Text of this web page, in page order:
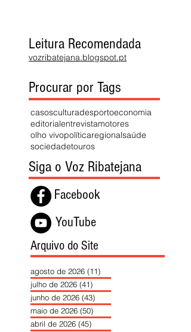
Leitura Recomendada
vozribatejana.blogspot.pt
Procurar por Tags
casosculturadesportoeconomia
editorialentrevistamotores
olho vivopolíticaregionalsaúde
sociedadetouros
Siga o Voz Ribatejana
Facebook
YouTube
Arquivo do Site
agosto de 2026 (11)
julho de 2026 (41)
junho de 2026 (43)
maio de 2026 (50)
abril de 2026 (45)